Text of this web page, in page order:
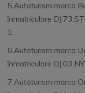
5.Autoturism marca
înmatriculare
1;
6.Autoturism marca
înmatriculare
7.Autoturism marca